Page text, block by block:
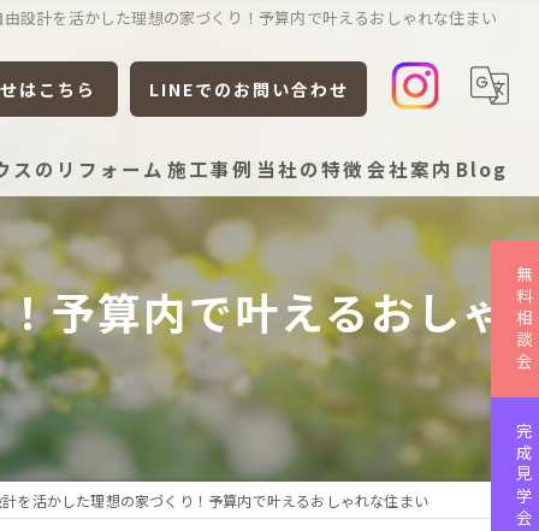
設計を活かした理想の家づくり！予算内で叶えるおしゃれな住まい
はこちら LINEでのお問い合わせ
スのリフォーム 施工事例 当社の特徴
新築
リフォーム
リノベーション
平屋
ローコスト
会社案内 Blog
予算内で叶えるおしゃ
を活かした理想の家づくり！予算内で叶えるおしゃれな住まい
無料相談会
完成見学会